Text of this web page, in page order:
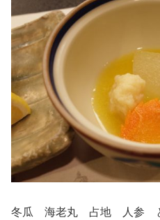
冬瓜 海老丸 占地 人参 と